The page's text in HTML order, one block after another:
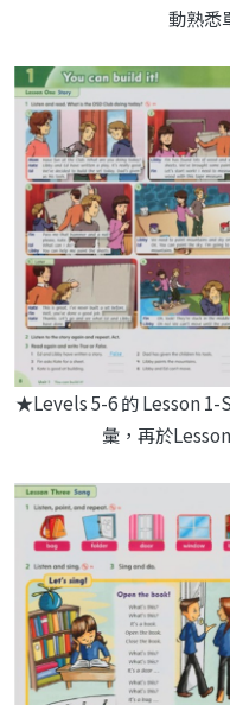
動熟悉
★Levels 5-6 的 Lesson 1-
彙，再於